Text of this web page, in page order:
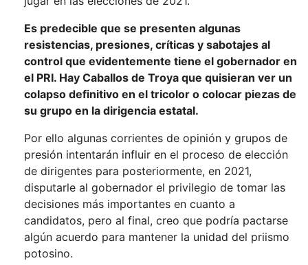
Es predecible que se presenten algunas
resistencias, presiones, críticas y sabotajes al
control que evidentemente tiene el gobernador en
el PRI. Hay Caballos de Troya que quisieran ver un
colapso definitivo en el tricolor o colocar piezas de
su grupo en la dirigencia estatal.
Por ello algunas corrientes de opinión y grupos de
presión intentarán influir en el proceso de elección
de dirigentes para posteriormente, en 2021,
disputarle al gobernador el privilegio de tomar las
decisiones más importantes en cuanto a
candidatos, pero al final, creo que podría pactarse
algún acuerdo para mantener la unidad del priismo
potosino.